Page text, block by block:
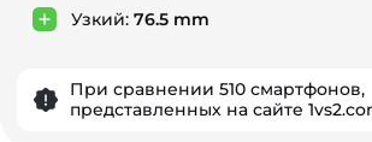
Узкий: 76.5 mm
При сравнении 510 смартфонов,
представленных на сайте